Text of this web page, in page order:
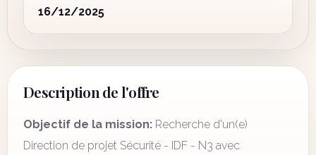
16/12/2025
Description de l'offre
Objectif de la mission: Recherche d'un(e)
Direction de projet Sécurité - IDF - N3 avec